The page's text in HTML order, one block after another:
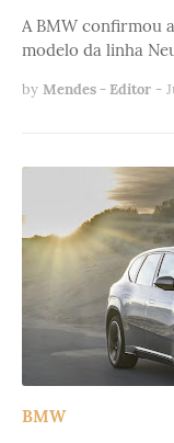
A BMW confirmou
modelo da linha
by Mendes - Editor -
BMW